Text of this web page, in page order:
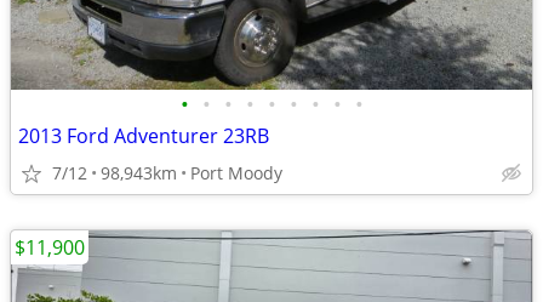
• • • • • • • • •
2013 Ford Adventurer 23RB
7/12 98,943km Port Moody
$11,900